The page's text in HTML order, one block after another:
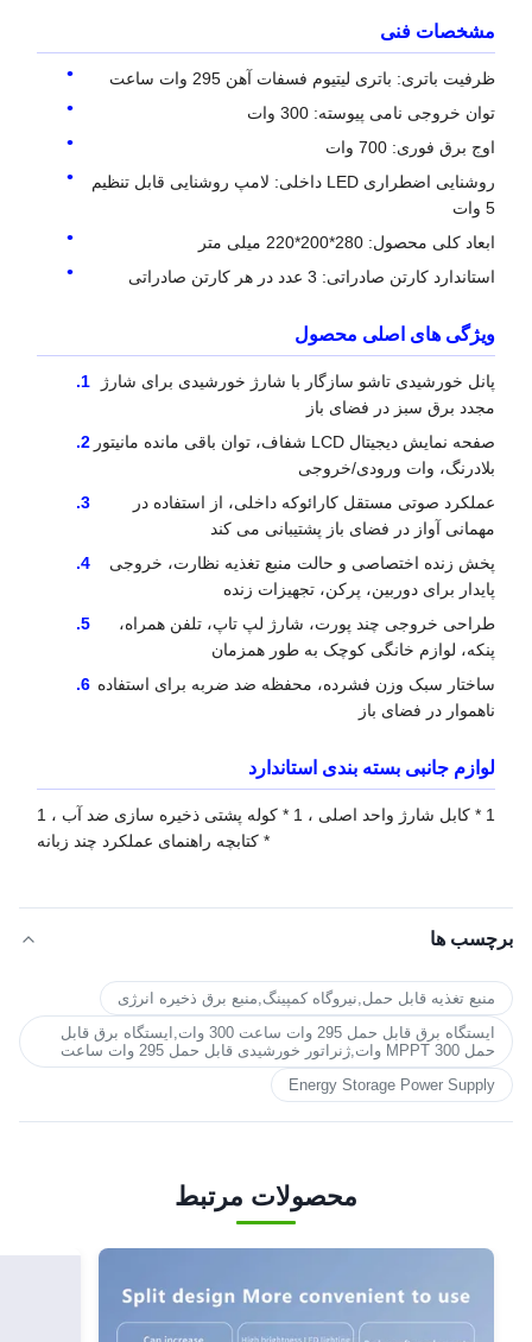
مشخصات فنی
ظرفیت باتری: باتری لیتیوم فسفات آهن 295 وات ساعت
توان خروجی نامی پیوسته: 300 وات
اوج برق فوری: 700 وات
روشنایی اضطراری LED داخلی: لامپ روشنایی قابل تنظیم
5 وات
ابعاد کلی محصول: 280*200*220 میلی متر
استاندارد کارتن صادراتی: 3 عدد در هر کارتن صادراتی
ویژگی های اصلی محصول
پانل خورشیدی تاشو سازگار با شارژ خورشیدی برای شارژ
مجدد برق سبز در فضای باز
صفحه نمایش دیجیتال LCD شفاف، توان باقی مانده مانیتور
بلادرنگ، وات ورودی/خروجی
عملکرد صوتی مستقل کارائوکه داخلی، از استفاده در
مهمانی آواز در فضای باز پشتیبانی می کند
پخش زنده اختصاصی و حالت منبع تغذیه نظارت، خروجی
پایدار برای دوربین، پرکن، تجهیزات زنده
طراحی خروجی چند پورت، شارژ لپ تاپ، تلفن همراه،
پنکه، لوازم خانگی کوچک به طور همزمان
ساختار سبک وزن فشرده، محفظه ضد ضربه برای استفاده
ناهموار در فضای باز
لوازم جانبی بسته بندی استاندارد
1 * کابل شارژ واحد اصلی ، 1 * کوله پشتی ذخیره سازی ضد آب ، 1
* کتابچه راهنمای عملکرد چند زبانه
برچسب ها
منبع تغذیه قابل حمل,نیروگاه کمپینگ,منبع برق ذخیره انرژی
ایستگاه برق قابل حمل 295 وات ساعت 300 وات,ایستگاه برق قابل
حمل MPPT 300 وات,ژنراتور خورشیدی قابل حمل 295 وات ساعت
Energy Storage Power Supply
محصولات مرتبط